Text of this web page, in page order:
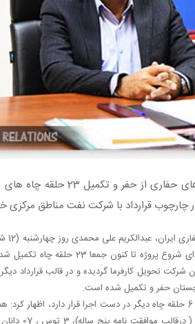
معاون مدیرعامل شرکت ملی حفاری ایران در پروژه های
قرارداد با شرکت نفت مناطق مرکزی
تحویل کارفرما گردیده و در قالب قرارداد
حفر و تکمیل شده است.